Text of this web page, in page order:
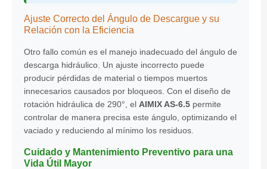
Ajuste Correcto del Ángulo de Descargue y su
Relación con la Eficiencia
Otro fallo común es el manejo inadecuado del ángulo de
descarga hidráulico. Un ajuste incorrecto puede
producir pérdidas de material o tiempos muertos
innecesarios causados por bloqueos. Con el diseño de
rotación hidráulica de 290°, el AIMIX AS-6.5 permite
controlar de manera precisa este ángulo, optimizando el
vaciado y reduciendo al mínimo los residuos.
Cuidado y Mantenimiento Preventivo para una
Vida Útil Mayor